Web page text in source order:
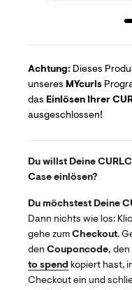
Achtung: Dieses
unseres MYcurls
das Einlösen Ihrer
ausgeschlossen!
Du willst Deine
Case einlösen?
Du möchstest Deine
Dann nichts wie los:
gehe zum Checkout.
den Couponcode, den
to spend kopiert hast,
Checkout ein und